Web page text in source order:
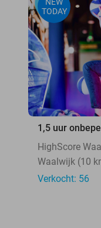
TODAY
1,5 uur
HighScore
Waalwijk (10
Verkocht: 56